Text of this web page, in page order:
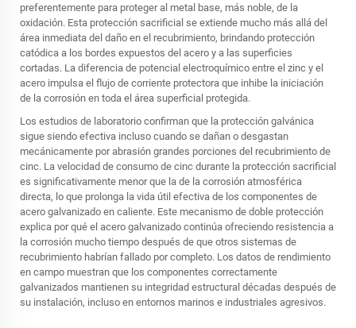
preferentemente para proteger al metal base, más noble, de la
oxidación. Esta protección sacrificial se extiende mucho más allá del
área inmediata del daño en el recubrimiento, brindando protección
catódica a los bordes expuestos del acero y a las superficies
cortadas. La diferencia de potencial electroquímico entre el zinc y el
acero impulsa el flujo de corriente protectora que inhibe la iniciación
de la corrosión en toda el área superficial protegida.
Los estudios de laboratorio confirman que la protección galvánica
sigue siendo efectiva incluso cuando se dañan o desgastan
mecánicamente por abrasión grandes porciones del recubrimiento de
cinc. La velocidad de consumo de cinc durante la protección sacrificial
es significativamente menor que la de la corrosión atmosférica
directa, lo que prolonga la vida útil efectiva de los componentes de
acero galvanizado en caliente. Este mecanismo de doble protección
explica por qué el acero galvanizado continúa ofreciendo resistencia a
la corrosión mucho tiempo después de que otros sistemas de
recubrimiento habrían fallado por completo. Los datos de rendimiento
en campo muestran que los componentes correctamente
galvanizados mantienen su integridad estructural décadas después de
su instalación, incluso en entornos marinos e industriales agresivos.